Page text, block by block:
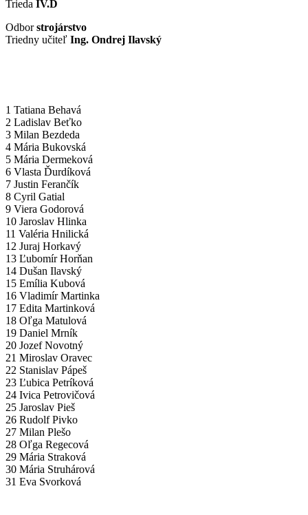
Trieda IV.D
Odborstrojárstvo
Triedny učiteľ Ing. Ondrej Ilavský
1 Tatiana Behavá
2 Ladislav Beťko
3 Milan Bezdeda
4 Mária Bukovská
5 Mária Dermeková
6 Vlasta Ďurdíková
7 Justin Ferančík
8 Cyril Gatial
9 Viera Godorová
10 Jaroslav Hlinka
11 Valéria Hnilická
12 Juraj Horkavý
13 Ľubomír Horňan
14 Dušan Ilavský
15 Emília Kubová
16 Vladimír Martinka
17 Edita Martinková
18 Oľga Matulová
19 Daniel Mrník
20 Jozef Novotný
21 Miroslav Oravec
22 Stanislav Pápeš
23 Ľubica Petríková
24 Ivica Petrovičová
25 Jaroslav Pieš
26 Rudolf Pivko
27 Milan Plešo
28 Oľga Regecová
29 Mária Straková
30 Mária Struhárová
31 Eva Svorková